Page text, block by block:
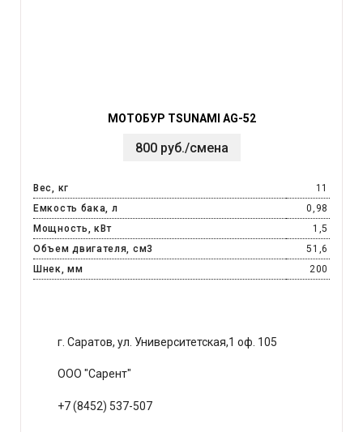
МОТОБУР TSUNAMI AG-52
800 руб./смена
Вес, кг
11
Емкость бака, л
0,98
Мощность, кВт
1,5
Объем двигателя, см3
51,6
Шнек, мм
200
г. Саратов, ул. Университетская,1 оф. 105
ООО "Сарент"
+7 (8452) 537-507